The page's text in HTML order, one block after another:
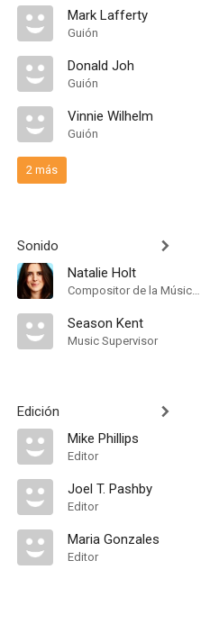
Mark Lafferty
Guión
Donald Joh
Guión
Vinnie Wilhelm
Guión
2 más
Sonido
Natalie Holt
Compositor de la Música Original
Season Kent
Music Supervisor
Edición
Mike Phillips
Editor
Joel T. Pashby
Editor
Maria Gonzales
Editor